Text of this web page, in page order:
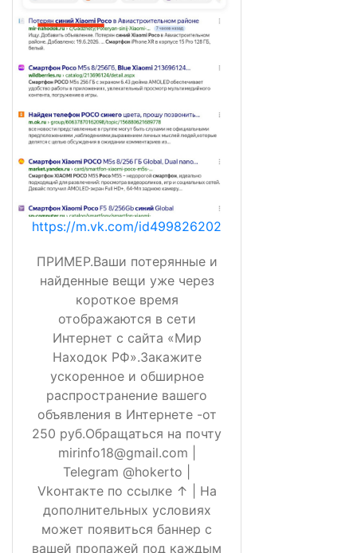
https://m.vk.com/id499826202
ПРИМЕР.Ваши потерянные и
найденные вещи уже через
короткое время
отображаются в сети
Интернет с сайта «Мир
Находок РФ».Закажите
ускоренное и обширное
распространение вашего
объявления в Интернете -от
250 руб.Обращаться на почту
mirinfo18@gmail.com |
Telegram @hokerto |
Vkонтакте по ссылке ↑ | На
дополнительных условиях
может появиться баннер с
вашей пропажей под каждым